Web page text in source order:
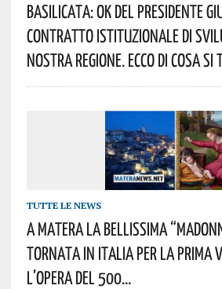
Basilicata: Ok Del Presidente
Contratto Istituzionale Di
Nostra Regione. Ecco Di Cosa
TUTTE LE NEWS
A Matera La Bellissima
Tornata In Italia Per La Prima
L’opera Del 500…